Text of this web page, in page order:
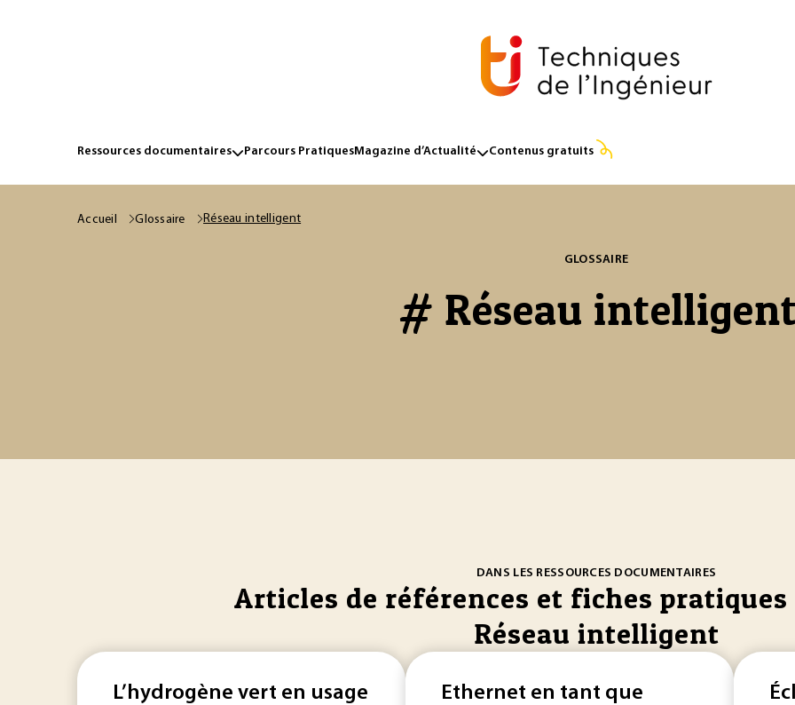
Ressources documentaires Parcours PratiquesMagazine d’Actualité Contenus gratuits
Accueil Glossaire Réseau intelligent
GLOSSAIRE
# Réseau intelligent
DANS LES RESSOURCES DOCUMENTAIRES
Articles de références et fiches pratiques
Réseau intelligent
L’hydrogène vert en usage
Ethernet en tant que